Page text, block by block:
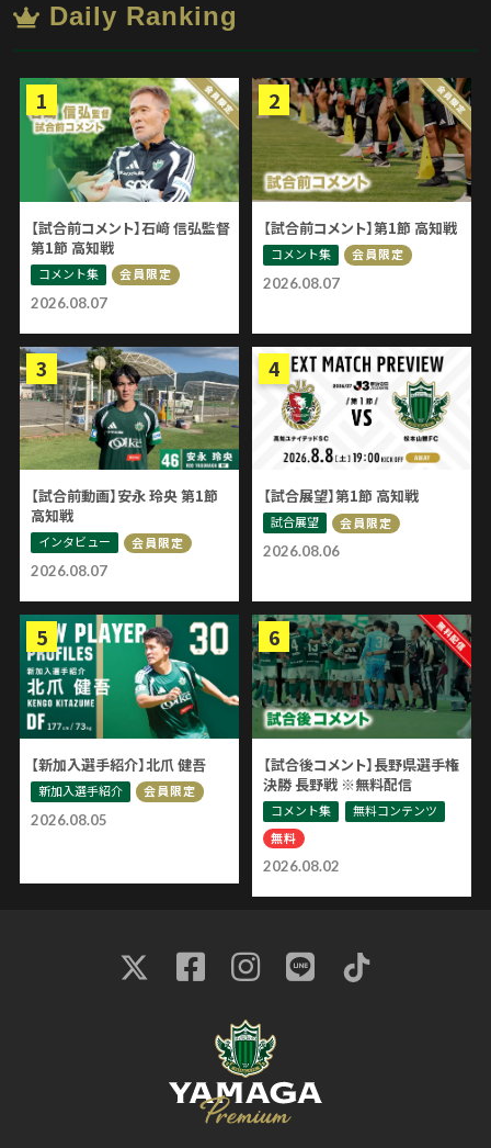
Daily Ranking
2026.08.07
【試合前コメント】石﨑 信弘監督
第1節 高知戦
コメント集 会員限定
2026.08.07
【試合前コメント】第1節 高知戦
コメント集 会員限定
2026.08.07
【試合前動画】安永 玲央 第1節
高知戦
インタビュー 会員限定
2026.08.06
【試合展望】第1節 高知戦
試合展望 会員限定
2026.08.05
【新加入選手紹介】北爪 健吾
新加入選手紹介 会員限定
2026.08.02
【試合後コメント】長野県選手権
決勝 長野戦 ※無料配信
コメント集
無料コンテンツ
無料